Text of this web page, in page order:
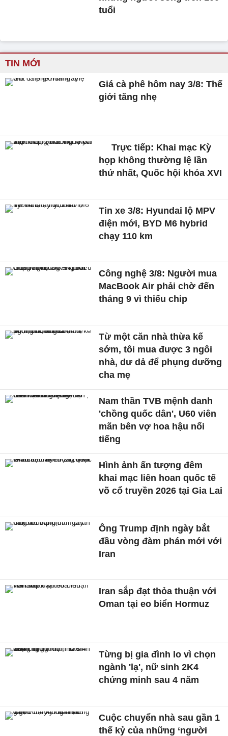
tuổi
TIN MỚI
Giá cà phê hôm nay 3/8: Thế
giới tăng nhẹ
Trực tiếp: Khai mạc Kỳ
họp không thường lệ lần
thứ nhất, Quốc hội khóa XVI
Tin xe 3/8: Hyundai lộ MPV
điện mới, BYD M6 hybrid
chạy 110 km
Công nghệ 3/8: Người mua
MacBook Air phải chờ đến
tháng 9 vì thiếu chip
Từ một căn nhà thừa kế
sớm, tôi mua được 3 ngôi
nhà, dư dả để phụng dưỡng
cha mẹ
Nam thần TVB mệnh danh
'chồng quốc dân', U60 viên
mãn bên vợ hoa hậu nổi
tiếng
Hình ảnh ấn tượng đêm
khai mạc liên hoan quốc tế
võ cổ truyền 2026 tại Gia Lai
Ông Trump định ngày bắt
đầu vòng đàm phán mới với
Iran
Iran sắp đạt thỏa thuận với
Oman tại eo biển Hormuz
Từng bị gia đình lo vì chọn
ngành 'lạ', nữ sinh 2K4
chứng minh sau 4 năm
Cuộc chuyển nhà sau gần 1
thế kỷ của những ‘người